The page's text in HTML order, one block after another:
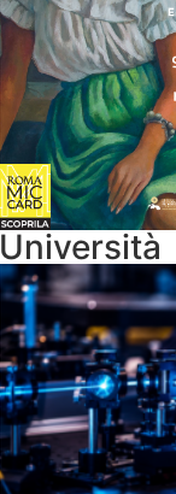
Università